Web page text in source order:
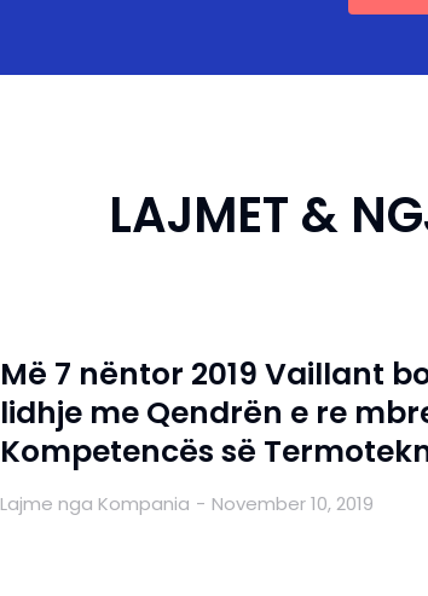
LAJMET &
Më 7 nëntor 2019 Vaillant
lidhje me Qendrën e re
Kompetencës së
Lajme nga Kompania November 10, 2019